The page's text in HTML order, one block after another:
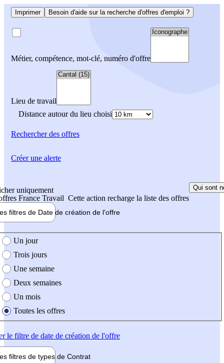
Imprimer Besoin d'aide sur la recherche d'offres d'emploi ?
Métier, compétence, mot-clé, numéro d'offre
Lieu de travail
Distance autour du lieu choisi
Rechercherdes offres
uniquement
France Travail Cette action recharge la liste des offres
Qui sont
filtres de Date de création de l'offre
création de l'offre
Un jour
Trois jours
Une semaine
Deux semaines
Un mois
Toutes les offres
le filtre de date de création de l'offre
filtres de types de Contrat
Créer une alerte